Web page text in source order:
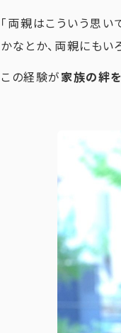
「両親はこういう思
かなとか、両親にもい
この経験が家族の絆